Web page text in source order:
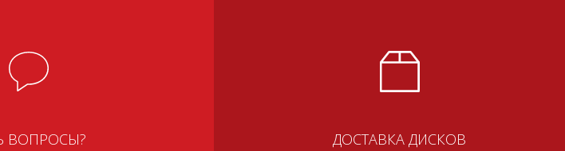
ВОПРОСЫ?
ДОСТАВКА ДИСКОВ